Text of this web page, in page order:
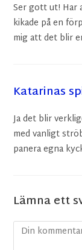
Ser gott ut! Har
kikade på en
mig att det blir
Katarinas
Ja det blir
med vanligt
panera egna
Lämna ett